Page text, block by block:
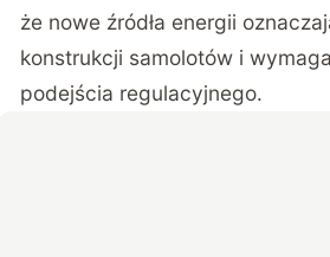
że nowe źródła energii
konstrukcji samolotów i
podejścia regulacyjnego.